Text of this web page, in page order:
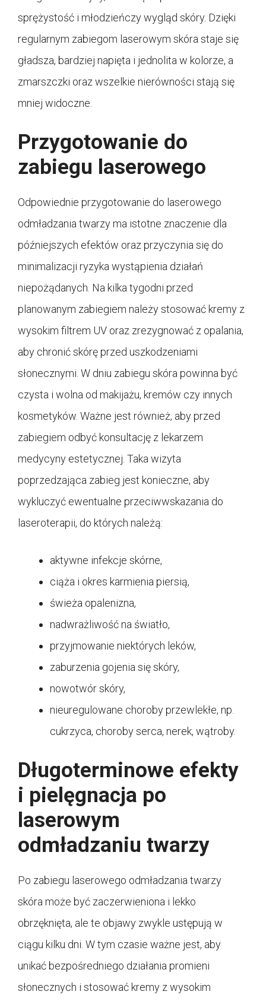
sprężystość i młodzieńczy wygląd skóry. Dzięki
regularnym zabiegom laserowym skóra staje się
gładsza, bardziej napięta i jednolita w kolorze, a
zmarszczki oraz wszelkie nierówności stają się
mniej widoczne.
Przygotowanie do
zabiegu laserowego
Odpowiednie przygotowanie do laserowego
odmładzania twarzy ma istotne znaczenie dla
późniejszych efektów oraz przyczynia się do
minimalizacji ryzyka wystąpienia działań
niepożądanych. Na kilka tygodni przed
planowanym zabiegiem należy stosować kremy z
wysokim filtrem UV oraz zrezygnować z opalania,
aby chronić skórę przed uszkodzeniami
słonecznymi. W dniu zabiegu skóra powinna być
czysta i wolna od makijażu, kremów czy innych
kosmetyków. Ważne jest również, aby przed
zabiegiem odbyć konsultację z lekarzem
medycyny estetycznej. Taka wizyta
poprzedzająca zabieg jest konieczne, aby
wykluczyć ewentualne przeciwwskazania do
laseroterapii, do których należą:
aktywne infekcje skórne,
ciąża i okres karmienia piersią,
świeża opalenizna,
nadwrażliwość na światło,
przyjmowanie niektórych leków,
zaburzenia gojenia się skóry,
nowotwór skóry,
nieuregulowane choroby przewlekłe, np.
cukrzyca, choroby serca, nerek, wątroby.
Długoterminowe efekty
i pielęgnacja po
laserowym
odmładzaniu twarzy
Po zabiegu laserowego odmładzania twarzy
skóra może być zaczerwieniona i lekko
obrzęknięta, ale te objawy zwykle ustępują w
ciągu kilku dni. W tym czasie ważne jest, aby
unikać bezpośredniego działania promieni
słonecznych i stosować kremy z wysokim